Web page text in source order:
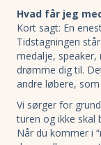
Hvad får jeg
Kort sagt: En
Tidstagningen
medalje,
drømme dig til.
andre løbere,
Vi sørger for
turen og ikke skal
Når du kommer i